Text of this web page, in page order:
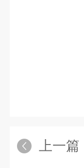
上一篇